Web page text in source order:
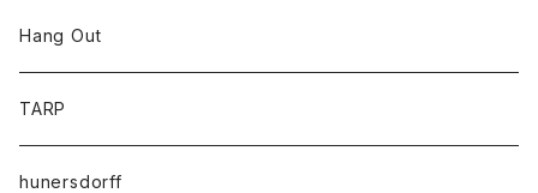
Hang Out
TARP
hunersdorff